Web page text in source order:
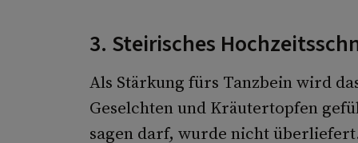
3. Steirisches
Als Stärkung fürs Tanzbein wird
Geselchten und Kräutertopfen
sagen darf, wurde nicht